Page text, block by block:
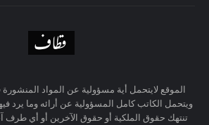
الموقع لايتحمل أية مسؤولية عن المواد
ويتحمل الكاتب كامل المسؤولية عن أرائه وما يرد
تنتهك حقوق الملكية أو حقوق الآخرين أو أي طرف